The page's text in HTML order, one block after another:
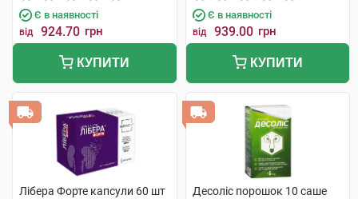
Є в наявності
від 924.70 грн
КУПИТИ
Є в наявності
від 939.00 грн
КУПИТИ
Лібера Форте капсули 60 шт Десоліс порошок 10 саше